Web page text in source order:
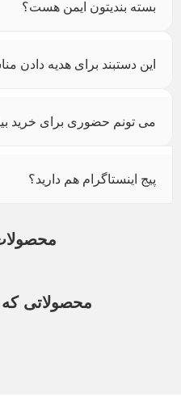
بسته بندیتون ایمن هست؟
این دستبند برای هدیه دادن
می تونم حضوری برای خرید
پیج اینستاگرام هم دارید؟
محصولاتی که